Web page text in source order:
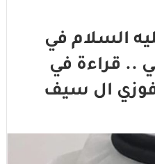
السلام في
.. قراءة في
ال سيف